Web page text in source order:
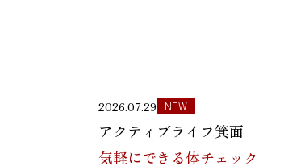
2026.07.29 NEW
アクティブライフ箕面
気軽にできる体チェック